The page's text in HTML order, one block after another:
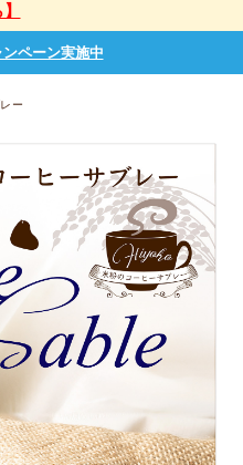
ペーン実施中
ー